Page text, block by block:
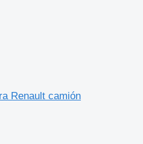
Renault camión